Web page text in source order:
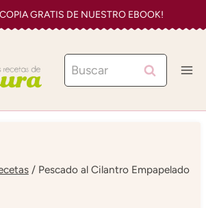
GRATIS DE NUESTRO EBOOK!
Buscar:
/ Pescado al Cilantro Empapelado